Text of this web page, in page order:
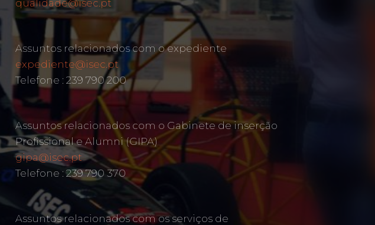
qualidade@isec.pt
Assuntos relacionados com o expediente
expediente@isec.pt
Telefone : 239 790 200
Assuntos relacionados com o Gabinete de inserção
Profissional e Alumni (GIPA)
gipa@isec.pt
Telefone : 239 790 370
Assuntos relacionados com os serviços de